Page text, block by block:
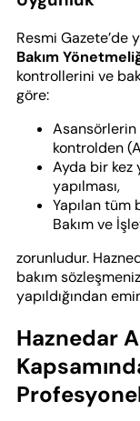
Resmi Gazete’de
Bakım
kontrollerini ve
göre:
Asansörlerin
kontrolden
Ayda bir kez
yapılması,
Yapılan tüm
Bakım ve
zorunludur.
bakım
yapıldığından
Haznedar